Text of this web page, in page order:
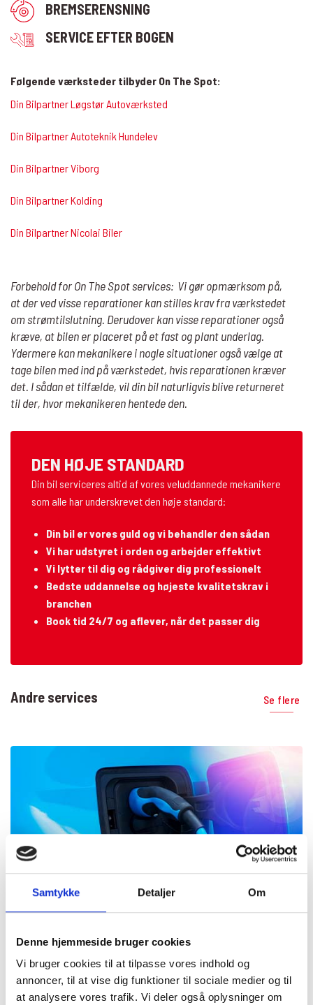
Samtykke Detaljer Om
Denne hjemmeside bruger cookies
Vi bruger cookies til at tilpasse vores indhold og
annoncer, til at vise dig funktioner til sociale medier og til
at analysere vores trafik. Vi deler også oplysninger om
BREMSERENSNING
SERVICE EFTER BOGEN
Følgende værksteder tilbyder On The Spot:
Din Bilpartner Løgstør Autoværksted
Din Bilpartner Autoteknik Hundelev
Din Bilpartner Viborg
Din Bilpartner Kolding
Din Bilpartner Nicolai Biler
Forbehold for On The Spot services: Vi gør opmærksom på,
at der ved visse reparationer kan stilles krav fra værkstedet
om strømtilslutning. Derudover kan visse reparationer også
kræve, at bilen er placeret på et fast og plant underlag.
Ydermere kan mekanikere i nogle situationer også vælge at
tage bilen med ind på værkstedet, hvis reparationen kræver
det. I sådan et tilfælde, vil din bil naturligvis blive returneret
til der, hvor mekanikeren hentede den.
DEN HØJE STANDARD
Din bil serviceres altid af vores veluddannede mekanikere
som alle har underskrevet den høje standard:
Din bil er vores guld og vi behandler den sådan
Vi har udstyret i orden og arbejder effektivt
Vi lytter til dig og rådgiver dig professionelt
Bedste uddannelse og højeste kvalitetskrav i
branchen
Book tid 24/7 og aflever, når det passer dig
Andre services Se flere